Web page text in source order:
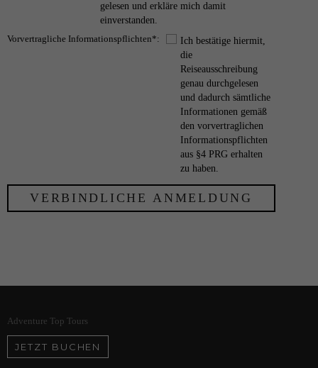
gelesen und erkläre mich damit
einverstanden.
Vorvertragliche Informationspflichten*:
Ich bestätige hiermit,
die
Reiseausschreibung
genau durchgelesen
und dadurch sämtliche
Informationen gemäß
den vorvertraglichen
Informationspflichten
aus §4 PRG erhalten
zu haben.
Adventure Top Tours
JETZT BUCHEN